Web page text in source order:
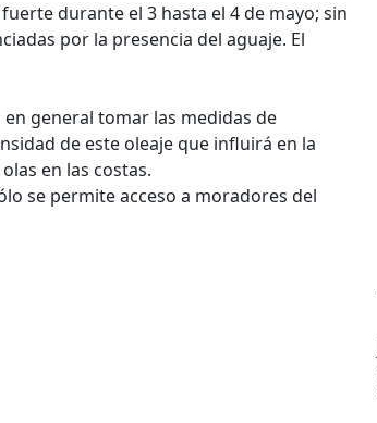
durante el 3 hasta el 4 de mayo; sin
por la presencia del aguaje. El
general tomar las medidas de
de este oleaje que influirá en la
en las costas.
se permite acceso a moradores del